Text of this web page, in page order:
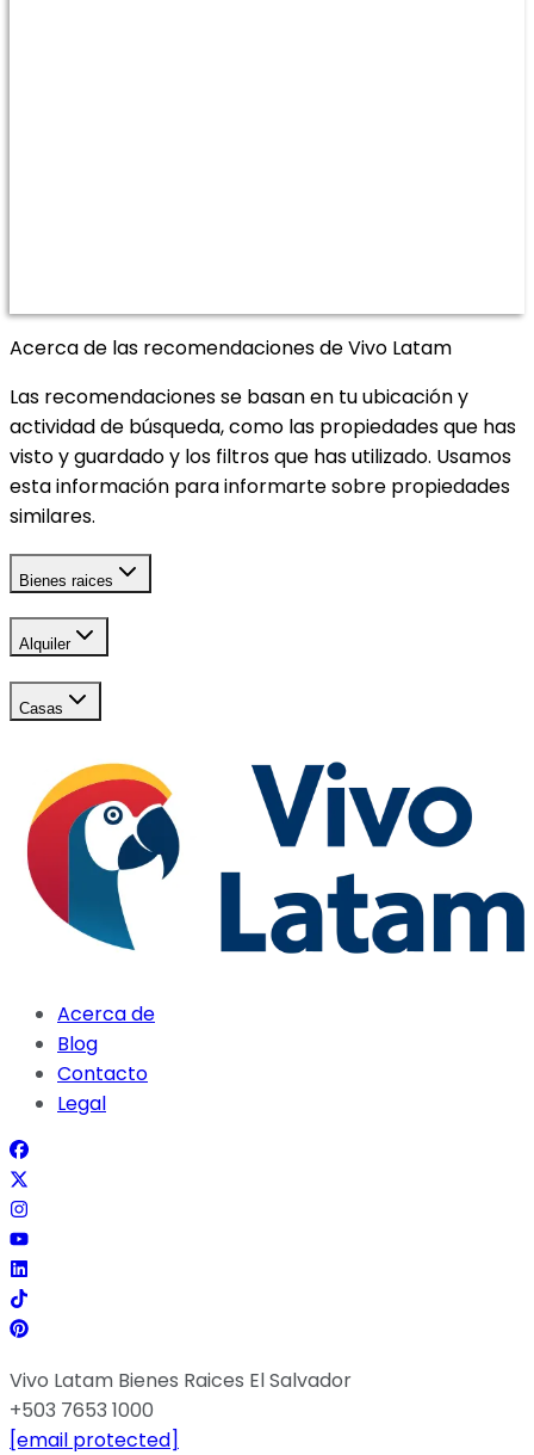
Acerca de las recomendaciones de Vivo Latam
Las recomendaciones se basan en tu ubicación y
actividad de búsqueda, como las propiedades que has
visto y guardado y los filtros que has utilizado. Usamos
esta información para informarte sobre propiedades
similares.
Bienes raices
Alquiler
Casas
Acerca de
Blog
Contacto
Legal
Vivo Latam Bienes Raices El Salvador
+503 7653 1000
[email protected]